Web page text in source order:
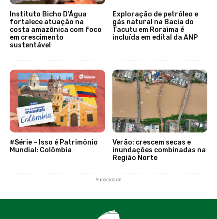
Instituto Bicho D’Água
fortalece atuação na
costa amazônica com foco
em crescimento
sustentável
Exploração de petróleo e
gás natural na Bacia do
Tacutu em Roraima é
incluída em edital da ANP
#Série – Isso é Patrimônio
Mundial: Colômbia
Verão: crescem secas e
inundações combinadas na
Região Norte
Publicidade